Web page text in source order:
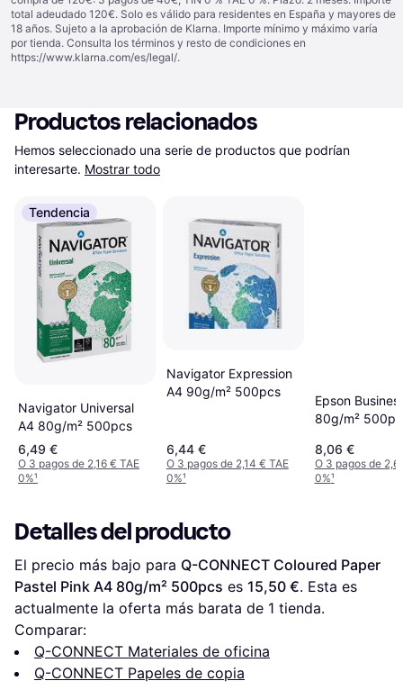
total adeudado 120€. Solo es válido para residentes en España y mayores de
18 años. Sujeto a la aprobación de Klarna. Importe mínimo y máximo varía
por tienda. Consulta los términos y resto de condiciones en
https://www.klarna.com/es/legal/.
Productos relacionados
Hemos seleccionado una serie de productos que podrían
interesarte. Mostrar todo
Tendencia
Navigator Universal
A4 80g/m² 500pcs
6,49 €
O 3 pagos de 2,16 € TAE
0%¹
Navigator Expression
A4 90g/m² 500pcs
6,44 €
O 3 pagos de 2,14 € TAE
0%¹
Epson
80g/m²
8,06 €
O 3 pagos de
0%¹
Detalles del producto
El precio más bajo para Q-CONNECT Coloured Paper
Pastel Pink A4 80g/m² 500pcs es 15,50 €. Esta es
actualmente la oferta más barata de 1 tienda.
Comparar:
Q-CONNECT Materiales de oficina
Q-CONNECT Papeles de copia